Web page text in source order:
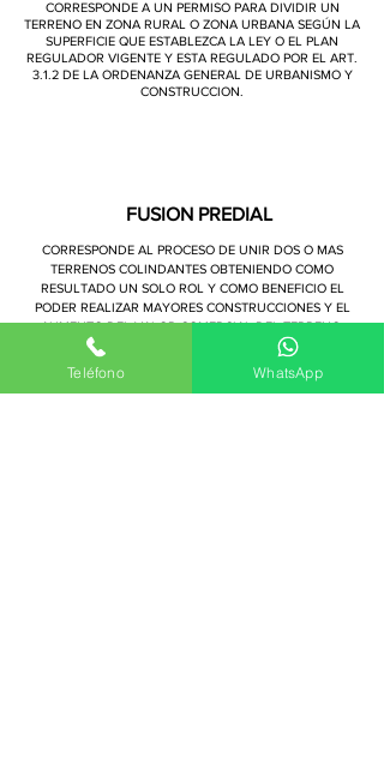
CORRESPONDE A UN PERMISO PARA DIVIDIR UN
TERRENO EN ZONA RURAL O ZONA URBANA SEGÚN LA
SUPERFICIE QUE ESTABLEZCA LA LEY O EL PLAN
REGULADOR VIGENTE Y ESTA REGULADO POR EL ART.
3.1.2 DE LA ORDENANZA GENERAL DE URBANISMO Y
CONSTRUCCION.
FUSION PREDIAL
CORRESPONDE AL PROCESO DE UNIR DOS O MAS
TERRENOS COLINDANTES OBTENIENDO COMO
RESULTADO UN SOLO ROL Y COMO BENEFICIO EL
PODER REALIZAR MAYORES CONSTRUCCIONES Y EL
AUMENTO DEL VALOR COMERCIAL DEL TERRENO.
ESTA REGULADO EN EL ART. 3.1.3 DE LA ORDENANZA
GENERAL DE URBANISMO Y CONSTRUCCION.
Teléfono WhatsApp